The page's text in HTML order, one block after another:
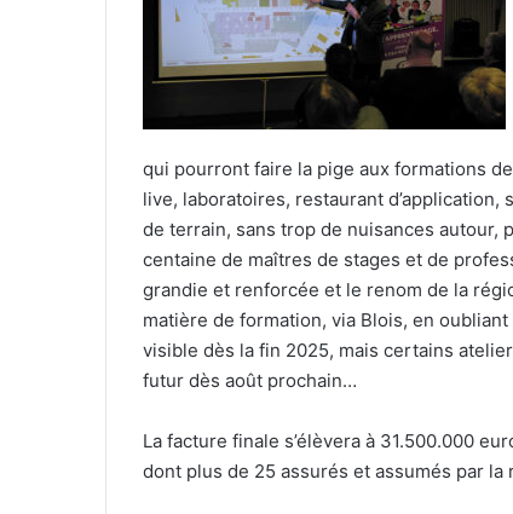
qui pourront faire la pige aux formations
live, laboratoires, restaurant
de terrain, sans trop de nuisances
centaine de maîtres de stages et de
grandie et renforcée et le renom de la
matière de formation, via Blois, en
visible dès la fin 2025, mais certains
futur dès août prochain…
La facture finale s’élèvera à 31.500.000
dont plus de 25 assurés et assumés par